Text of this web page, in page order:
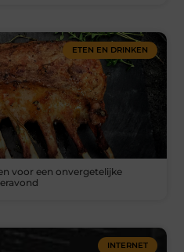
ETEN EN DRINKEN
voor een onvergetelijke
INTERNET